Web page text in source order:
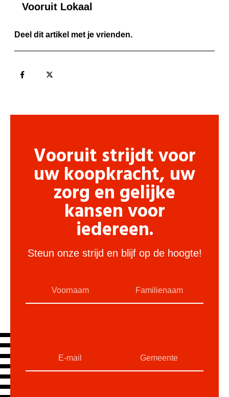
Vooruit Lokaal
Deel dit artikel met je vrienden.
Vooruit strijdt voor
uw koopkracht, uw
zorg en gelijke
kansen voor
iedereen.
Steun onze strijd en blijf op de hoogte!